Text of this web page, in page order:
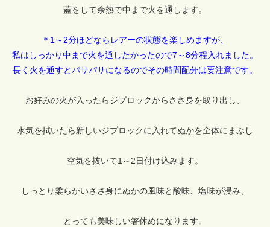
蓋をして余熱で中まで火を通します。
＊1～2分ほどならレアーの状態を楽しめますが、
私はしっかり中まで火を通したかったので7～8分程入れました。
長く火を通すとパサパサになるのでその時間配分は要注意です。
お好みの火が入ったらジプロックからささ身を取り出し、
水気を拭いたら新しいジプロックに入れてぬかを全体にまぶし
空気を抜いて1～2日付け込みます。
しっとり柔らかいささ身にぬかの風味と酸味、塩味が浸み、
とっても美味しい箸休めになります。